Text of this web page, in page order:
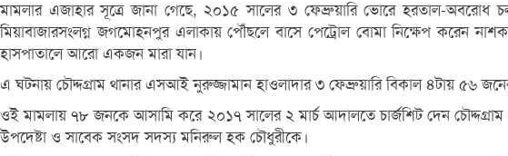
মামলার এজাহার সূত্রে জানা গেছে, ২০১৫ সালের ৩ ফেব্রুয়ারি ভোরে হরতাল-অবরোধ
মিয়াবাজারসংলগ্ন জগমোহনপুর এলাকায় পৌঁছলে বাসে পেট্রোল বোমা নিক্ষেপ করেন
হাসপাতালে আরো একজন মারা যান।
এ ঘটনায় চৌদ্দগ্রাম থানার এসআই নুরুজ্জামান হাওলাদার ৩ ফেব্রুয়ারি বিকাল ৪টায় ৫৬
ওই মামলায় ৭৮ জনকে আসামি করে ২০১৭ সালের ২ মার্চ আদালতে চার্জশিট দেন
উপদেষ্টা ও সাবেক সংসদ সদস্য মনিরুল হক চৌধুরীকে।